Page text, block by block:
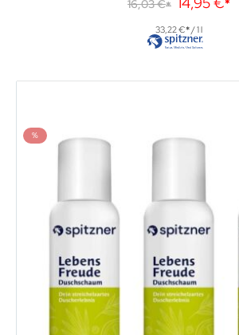
16,03 €
33,22 € / 1 l
%